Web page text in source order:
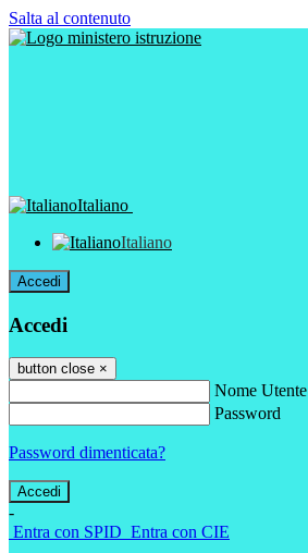
Salta al contenuto
Italiano
Italiano
Accedi
Accedi
button close ×
Nome Utente
Password
Password dimenticata?
-
Entra con SPID Entra con CIE